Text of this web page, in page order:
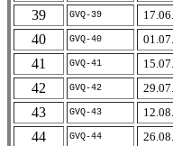
39
GVQ-39
40
GVQ-40
41
GVQ-41
42
GVQ-42
43
GVQ-43
44
GVQ-44